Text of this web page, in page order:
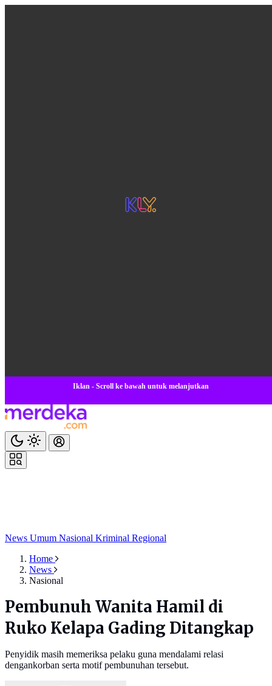
Iklan - Scroll ke bawah untuk melanjutkan
News Umum Nasional Kriminal Regional
Home
News
Nasional
Pembunuh Wanita Hamil di
Ruko Kelapa Gading Ditangkap
Penyidik masih memeriksa pelaku guna mendalami relasi
dengankorban serta motif pembunuhan tersebut.